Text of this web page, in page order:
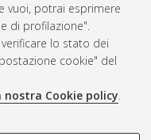
vuoi, potrai esprimere
di profilazione".
lo stato dei
cookie" del
nostra Cookie policy.